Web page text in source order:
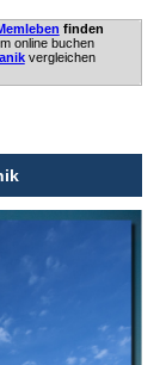
finden
online buchen
vergleichen